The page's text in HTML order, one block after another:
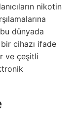
nikotin
dünyada
cihazı ifade
ve çeşitli